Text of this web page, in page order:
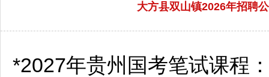
大方县双山镇2026年招聘
*2027年贵州国考笔试课程